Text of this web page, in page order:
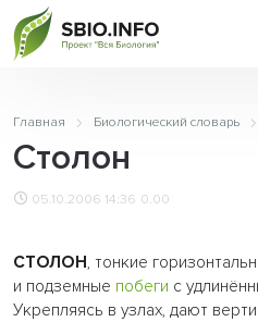
Главная Биологический словарь
Столон
05.10.2006 14:36 0.00
СТОЛОН, тонкие
и подземные побеги с
Укрепляясь в узлах, дают